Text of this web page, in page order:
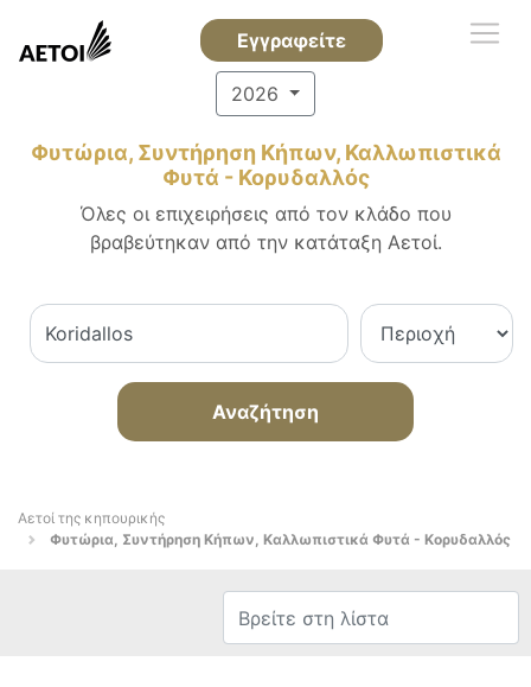
Εγγραφείτε
2026
Φυτώρια, Συντήρηση Κήπων, Καλλωπιστικά
Φυτά - Κορυδαλλός
Όλες οι επιχειρήσεις από τον κλάδο που
βραβεύτηκαν από την κατάταξη Αετοί.
Αναζήτηση
Αετοί της κηπουρικής
Φυτώρια, Συντήρηση Κήπων, Καλλωπιστικά Φυτά - Κορυδαλλός